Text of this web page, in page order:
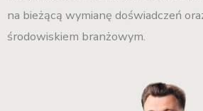
na bieżącą wymianę doświadczeń
środowiskiem branżowym.